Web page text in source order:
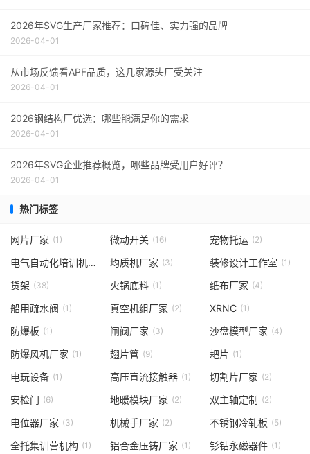
2026年SVG生产厂家推荐：口碑佳、实力强的品牌
2026-04-01
从市场反馈看APF品质，这几家源头厂受关注
2026-04-01
2026钢结构厂优选：哪些能满足你的需求
2026-04-01
2026年SVG企业推荐概览，哪些品牌受用户好评？
2026-04-01
热门标签
网片厂家 (1) 微动开关 (16) 宠物托运 (2)
电气自动化培训机构 (1)均质机厂家 (3) 装修设计工作室 (1)
货架 (38) 火锅底料 (1) 纸布厂家 (4)
船用疏水阀 (1) 真空机组厂家 (2) XRNC (1)
防爆板 (1) 闸阀厂家 (3) 沙盘模型厂家 (4)
防爆风机厂家 (1) 翅片管 (9) 耙片 (1)
电玩设备 (1) 高压直流接触器 (1) 切割片厂家 (2)
安检门 (6) 地暖模块厂家 (2) 双主轴定制 (2)
电位器厂家 (3) 机械手厂家 (2) 不锈钢冷轧板 (5)
全托集训营机构 (1) 铝合金压铸厂家 (1) 钐钴永磁器件 (1)